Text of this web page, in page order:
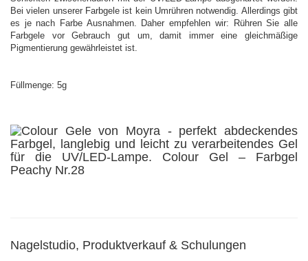
Bei vielen unserer Farbgele ist kein Umrühren notwendig. Allerdings gibt
es je nach Farbe Ausnahmen. Daher empfehlen wir: Rühren Sie alle
Farbgele vor Gebrauch gut um, damit immer eine gleichmäßige
Pigmentierung gewährleistet ist.
Füllmenge: 5g
Nagelstudio, Produktverkauf & Schulungen